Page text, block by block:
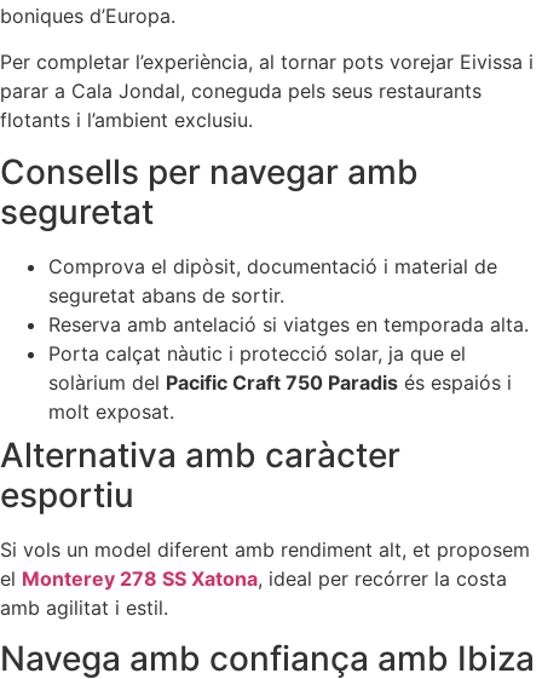
boniques d’Europa.
Per completar l’experiència, al tornar pots vorejar Eivissa i
parar a Cala Jondal, coneguda pels seus restaurants
flotants i l’ambient exclusiu.
Consells per navegar amb
seguretat
Comprova el dipòsit, documentació i material de
seguretat abans de sortir.
Reserva amb antelació si viatges en temporada alta.
Porta calçat nàutic i protecció solar, ja que el
solàrium del Pacific Craft 750 Paradis és espaiós i
molt exposat.
Alternativa amb caràcter
esportiu
Si vols un model diferent amb rendiment alt, et proposem
el Monterey 278 SS Xatona, ideal per recórrer la costa
amb agilitat i estil.
Navega amb confiança amb Ibiza